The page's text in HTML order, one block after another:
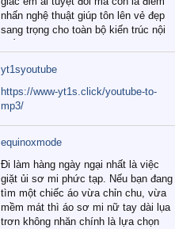
nhấn nghệ thuật giúp tôn lên vẻ đẹp
sang trọng cho toàn bộ kiến trúc nội
Tuy nhiên, giữa thị trường đa dạng
với vô vàn thương hiệu và mẫu mã
như hiện nay, làm thế nào để chọn
được những bộ chăn ga gối đệm cao
cấp thực sự chất lượng, phù hợp với
khí hậu và nhu cầu sử dụng của gia
đình? Hãy cùng chúng tôi đi tìm lời
giải đáp chi tiết qua bài viết dưới đây.
1. Tại sao các gia đình hiện đại lại ưa
chuộng chăn ga gối đệm cao cấp?
yt1syoutube
https://www-yt1s.click/youtube-to-
mp3/
equinoxmode
Đi làm hàng ngày ngại nhất là việc
giặt ủi sơ mi phức tạp. Nếu bạn đang
tìm một chiếc áo vừa chỉn chu, vừa
mềm mát thì áo sơ mi nữ tay dài lụa
trơn không nhăn chính là lựa chọn